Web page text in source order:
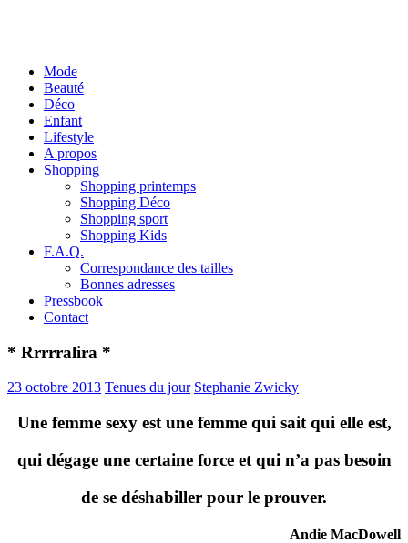
Mode
Beauté
Déco
Enfant
Lifestyle
A propos
Shopping
Shopping printemps
Shopping Déco
Shopping sport
Shopping Kids
F.A.Q.
Correspondance des tailles
Bonnes adresses
Pressbook
Contact
* Rrrrralira *
23 octobre 2013 Tenues du jour Stephanie Zwicky
Une femme sexy est une femme qui sait qui elle est,
qui dégage une certaine force et qui n’a pas besoin
de se déshabiller pour le prouver.
Andie MacDowell